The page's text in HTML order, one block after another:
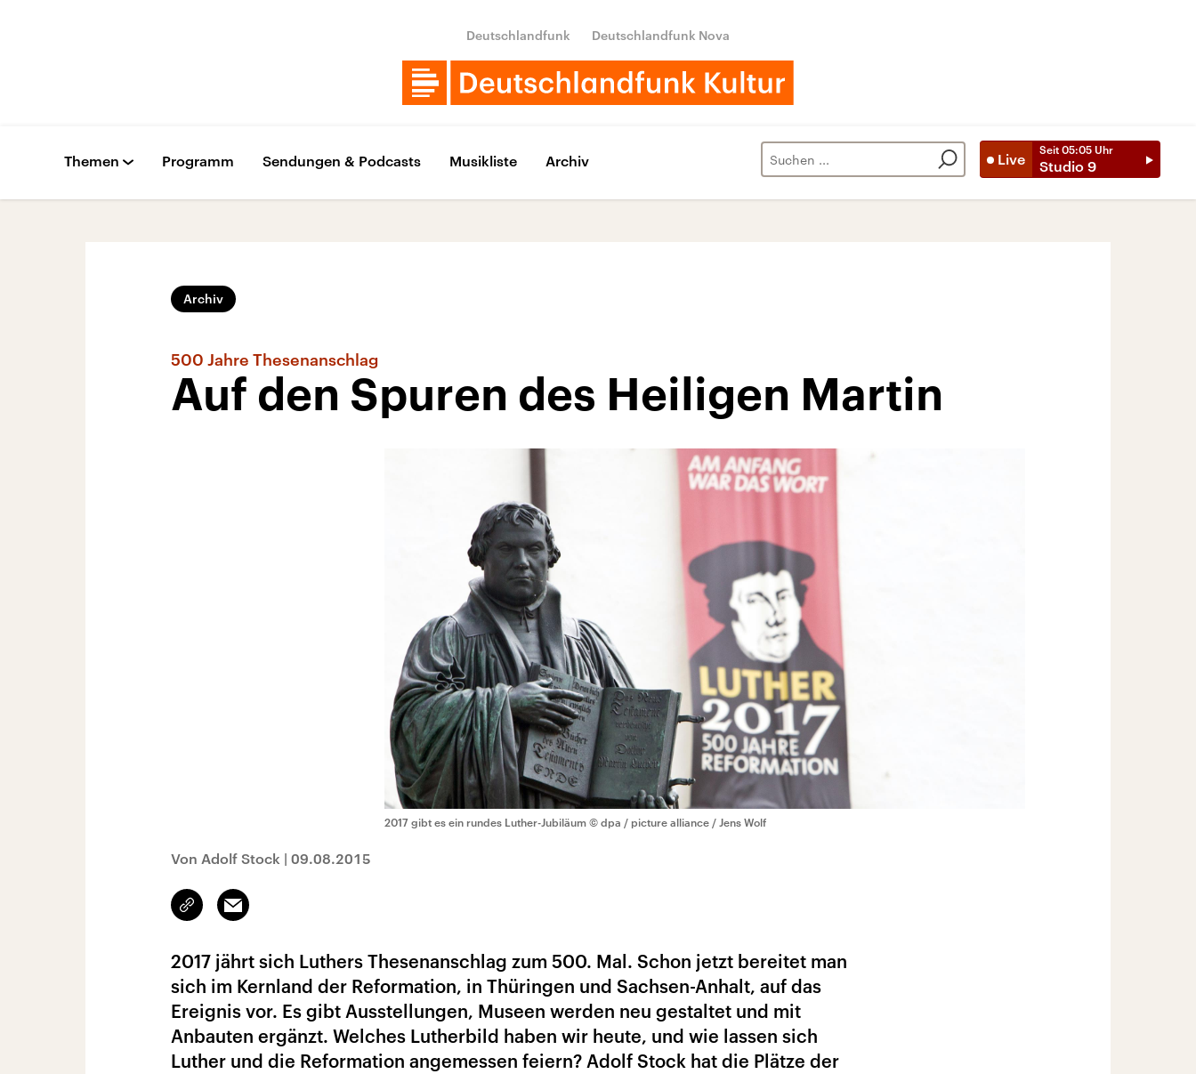
Deutschlandfunk Deutschlandfunk Nova
Live
Seit 05:05 Uhr
Studio 9
Themen Programm Sendungen & Podcasts Musikliste Archiv
Archiv
500 Jahre Thesenanschlag
Auf den Spuren des Heiligen Martin
2017 gibt es ein rundes Luther-Jubiläum © dpa / picture alliance / Jens Wolf
Von Adolf Stock | 09.08.2015
Link
kopieren/teilen
Email
2017 jährt sich Luthers Thesenanschlag zum 500. Mal. Schon jetzt bereitet man
sich im Kernland der Reformation, in Thüringen und Sachsen-Anhalt, auf das
Ereignis vor. Es gibt Ausstellungen, Museen werden neu gestaltet und mit
Anbauten ergänzt. Welches Lutherbild haben wir heute, und wie lassen sich
Luther und die Reformation angemessen feiern? Adolf Stock hat die Plätze der